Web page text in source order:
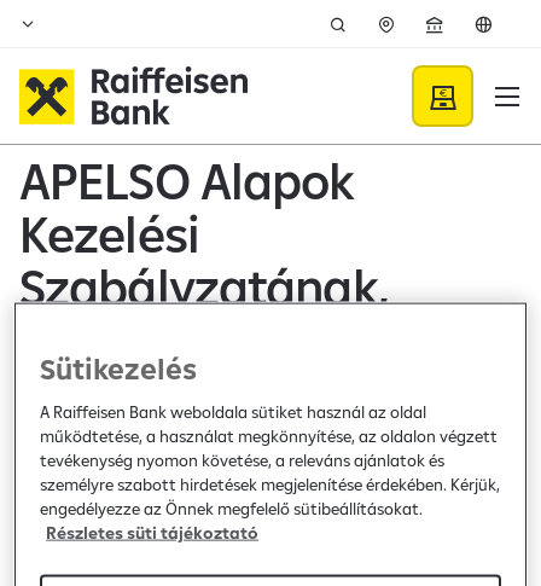
Ugrás a fő tartalomhoz
Közzétételek - Raiffeisen
APELSO Alapok
Kezelési
Szabályzatának,
Tájékoztatójának és
Kiemelt Információkat
Tartalmazó
Dokumentumának
módosításáról
Sütikezelés
A Raiffeisen Bank weboldala sütiket használ az oldal
működtetése, a használat megkönnyítése, az oldalon végzett
tevékenység nyomon követése, a releváns ajánlatok és
személyre szabott hirdetések megjelenítése érdekében. Kérjük,
engedélyezze az Önnek megfelelő sütibeállításokat.
Részletes süti tájékoztató